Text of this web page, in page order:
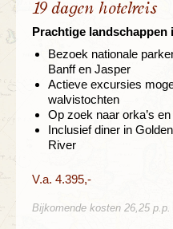
19 dagen hotelreis
Prachtige
Bezoek nationale
Banff en Jasper
Actieve excursies
walvistochten
Op zoek naar orka’s
Inclusief diner in
River
V.a. 4.395,-
Bijkomende kosten 26,25